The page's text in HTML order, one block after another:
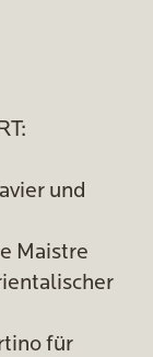
und
Maistre
für